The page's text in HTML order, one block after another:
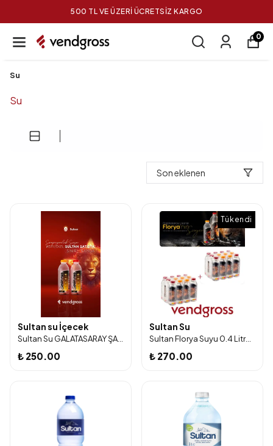
500 TL VE ÜZERİ ÜCRETSİZ KARGO
0
Su
Su
Son eklenen
Sultan su İçecek
₺ 250.00
Tükendi
Sultan Su
Sultan Florya Suyu 0.4 Litre 12x2 Toplam 24 Adet
₺ 270.00